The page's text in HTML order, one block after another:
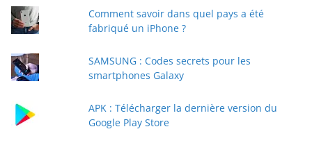
r
e
e
-
a
Comment savoir dans quel pays a été
fabriqué un iPhone ?
SAMSUNG : Codes secrets pour les
smartphones Galaxy
APK : Télécharger la dernière version du
Google Play Store